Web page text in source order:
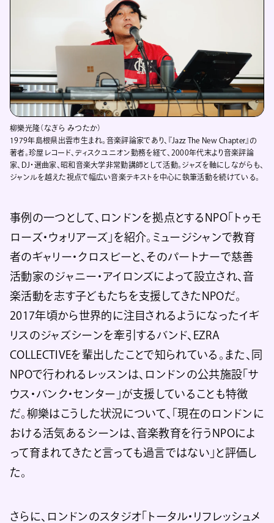
柳樂光隆（なぎら みつたか）
1979年島根県出雲市生まれ。音楽評論家であり、『Jazz The New Chapter』の
著者。珍屋レコード、ディスクユニオン勤務を経て、2000年代末より音楽評論
家、DJ・選曲家、昭和音楽大学非常勤講師として活動。ジャズを軸にしながらも、
ジャンルを越えた視点で幅広い音楽テキストを中心に執筆活動を続けている。
事例の一つとして、ロンドンを拠点とするNPO「トゥモ
ローズ・ウォリアーズ」を紹介。ミュージシャンで教育
者のギャリー・クロスビーと、そのパートナーで慈善
活動家のジャニー・アイロンズによって設立され、音
楽活動を志す子どもたちを支援してきたNPOだ。
2017年頃から世界的に注目されるようになったイギ
リスのジャズシーンを牽引するバンド、EZRA
COLLECTIVEを輩出したことで知られている。また、同
NPOで行われるレッスンは、ロンドンの公共施設「サ
ウス・バンク・センター」が支援していることも特徴
だ。柳樂はこうした状況について、「現在のロンドンに
おける活気あるシーンは、音楽教育を行うNPOによ
って育まれてきたと言っても過言ではない」と評価し
た。
さらに、ロンドンのスタジオ「トータル・リフレッシュメ